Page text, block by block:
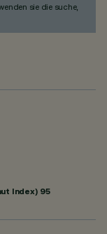
sie die suche,
Index) 95